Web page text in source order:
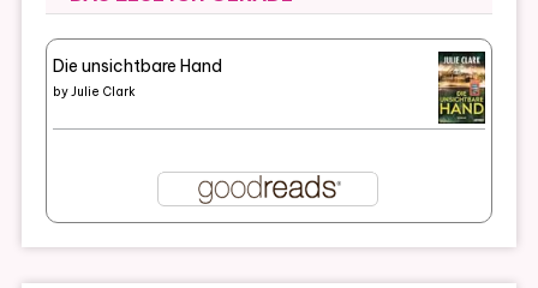
Die unsichtbare Hand
byJulie Clark